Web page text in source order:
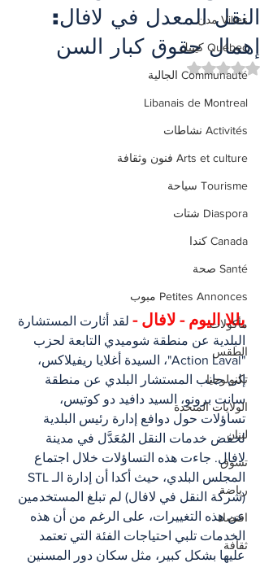
Villes مدن
Québec كيبيك
Communauté الجالية
Libanais de Montreal
Activités نشاطات
Arts et culture فنون وثقافة
Tourisme سياحة
Diaspora شتات
Canada كندا
Santé صحة
Petites Annonces مبوب
مأكولات
الطقس
تكنولوجيا
الولايات المتحدة
لبنان
تسوق
رياضة
اقتصاد
ثقافة
النقل المعدل في لافال:
إهمال حقوق كبار السن
تم التقييم بـ ليس رقمًا من أصل 5 نجوم.
يللا اليوم - لافال - لقد أثارت المستشارة
البلدية عن منطقة شوميدي التابعة لحزب
"Action Laval"، السيدة أغلايا ريفيلاكس،
إلى جانب المستشار البلدي عن منطقة
سانت برونو، السيد دافيد دو كوتيس،
تساؤلات حول دوافع إدارة رئيس البلدية
لخفض خدمات النقل المُعَدَّل في مدينة
لافال. جاءت هذه التساؤلات خلال اجتماع
(شركة النقل في لافال) لم تبلغ المستخدمين
عن هذه التغييرات، على الرغم من أن هذه
الخدمات تلبي احتياجات الفئة التي تعتمد
عليها بشكل كبير، مثل سكان دور المسنين